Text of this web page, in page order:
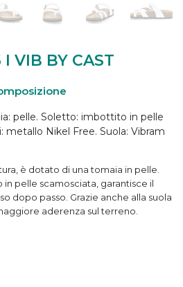
I VIB BY CAST
pelle. Soletto: imbottito in pelle
metallo Nikel Free. Suola: Vibram
è dotato di una tomaia in pelle.
pelle scamosciata, garantisce il
dopo passo. Grazie anche alla suola
aderenza sul terreno.